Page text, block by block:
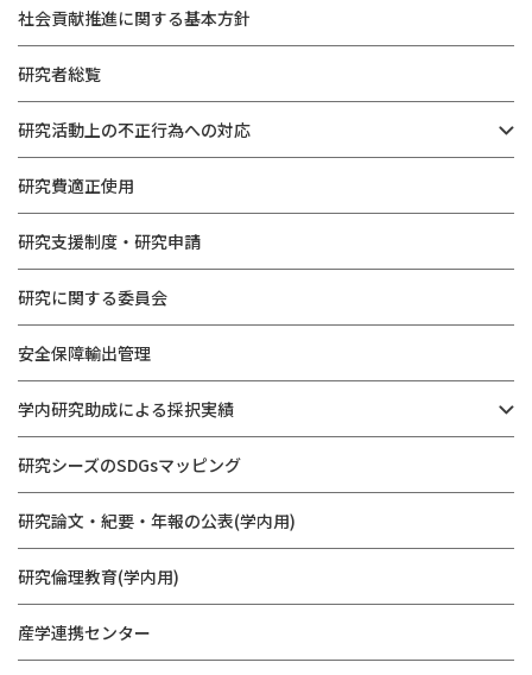
社会貢献推進に関する基本方針
研究者総覧
研究活動上の不正行為への対応
研究費適正使用
研究支援制度・研究申請
研究に関する委員会
安全保障輸出管理
学内研究助成による採択実績
研究シーズのSDGsマッピング
研究論文・紀要・年報の公表(学内用)
研究倫理教育(学内用)
産学連携センター